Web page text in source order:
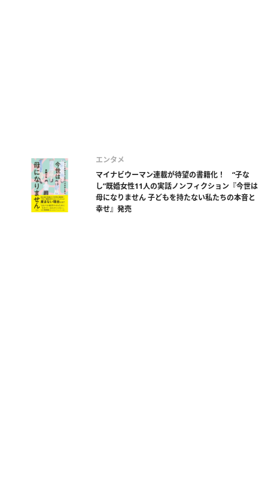
エンタメ
マイナビウーマン連載が待望の書籍化！ “子な
し”既婚女性11人の実話ノンフィクション『今世は
母になりません 子どもを持たない私たちの本音と
幸せ』発売